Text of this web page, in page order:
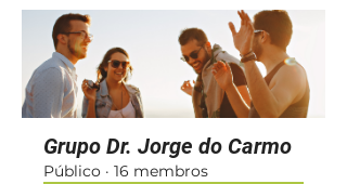
Grupo Dr. Jorge do Carmo
Público · 16 membros